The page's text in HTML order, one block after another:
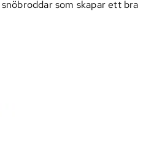
som skapar ett bra